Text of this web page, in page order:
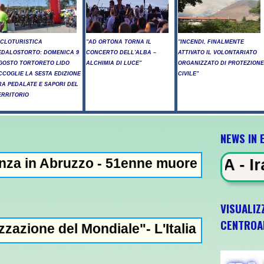
DOMENICA 9
TORTORETO LIDO
LA SESTA EDIZIONE
PEDALATE E SAPORI DEL
"AD ORTONA TORNA IL
CONCERTO DELL'ALBA –
ALCHIMIA DI LUCE"
"INCENDI, FINALMENTE
ATTIVATO IL VOLONTARIATO
ORGANIZZATO DI PROTEZIONE
CIVILE"
51enne muore dopo lo schianto
L'Italia U21 il 5 ottobre a
NEWS IN
IN EVIDENZA - Iran: